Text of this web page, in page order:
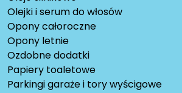
Olejki i serum do włosów
Opony całoroczne
Opony letnie
Ozdobne dodatki
Papiery toaletowe
Parkingi garaże i tory wyścigowe